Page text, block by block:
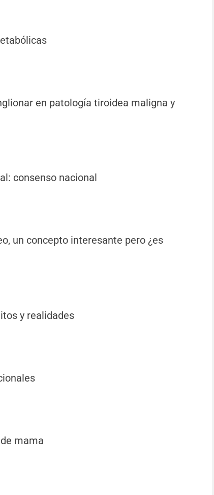
en patología tiroidea maligna y
consenso nacional
un concepto interesante pero ¿es
y realidades
mama